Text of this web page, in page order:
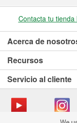
Contacta tu tienda
Acerca de
Recursos
Servicio al cliente